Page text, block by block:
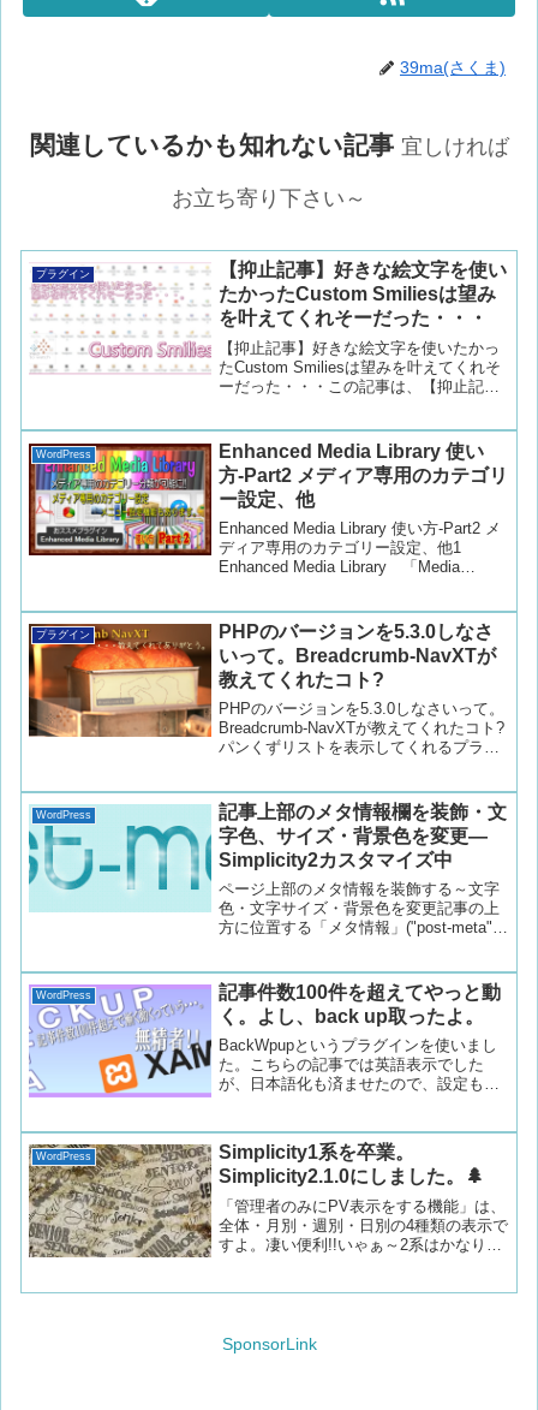
39ma(さくま)
関連しているかも知れない記事 宜しければ
お立ち寄り下さい～
プラグイン
【抑止記事】好きな絵文字を使い
たかったCustom Smiliesは望み
を叶えてくれそーだった・・・
【抑止記事】好きな絵文字を使いたかっ
たCustom Smiliesは望みを叶えてくれそ
ーだった・・・この記事は、【抑止記
たい。」と思っている方が(いるかな?？)
誤ってインストールしてはいけない??プ
ラグイン「Custom Smilies」についての
記載です。古いバージョンのWordPress
を使われいてる方でこのプラグインを問
題なく?使用されている方もいらっしゃる
ようです。・・・が、これから
WordPressで運営してみよう。と思われ
新しいバージョンのWordPressはインス
トールしない方が良いと思います。実装
から削除に至るまでの経緯を書いていき
ますので、興味がある方はご閲覧下さ
い。bug, plugin, Stop plugins,
Wordpress, バグ, 停止・削除プラグイン,
問題
WordPress
Enhanced Media Library 使い
方-Part2 メディア専用のカテゴリ
ー設定、他
Enhanced Media Library 使い方-Part2 メ
ディア専用のカテゴリー設定、他1
Enhanced Media Library 「Media
リー登録後の一覧表示の仕様について2
メニューページでカスタムメニューの設
定方法2.1 メディア専用のカテゴリをメ
ニュー登録する3 メディア編集画面での
カテゴリーの関連付けと新規追加方法3.1
メディアファイルにメディア専用のカテ
ゴリを関連付け(紐付け)する場合3.2 新し
いカテゴリーの追加
プラグイン
PHPのバージョンを5.3.0しなさ
いって。Breadcrumb-NavXTが
教えてくれたコト?
PHPのバージョンを5.3.0しなさいって。
Breadcrumb-NavXTが教えてくれたコト?
パンくずリストを表示してくれるプラグ
ジョンアップのアピールをしてくる沢山
のプラグインを入れている事もあり、
upgradeするのってちょっと勇気がいるも
の。「アップした事で他のが動かなくな
るのも困るしなぁ。」なんて。でも、何
れは通る道なんで、バージョンアップし
ようと思ったけど・・・??そもそも、
Breadcrumb-NavXTなんて、入れたっ
バージョン5.3.0, plugin, Stop plugins,
Wordpress, 停止・削除プラグイン
WordPress
記事上部のメタ情報欄を装飾・文
字色、サイズ・背景色を変更—
Simplicity2カスタマイズ中
ページ上部のメタ情報を装飾する～文字
色・文字サイズ・背景色を変更記事の上
方に位置する「メタ情報」("post-meta")
示位置は記事始めのシェアボタンの上、
公開日・更新日・カテゴリーや編集リン
クがある部分の変更・装飾です。
WordPress
記事件数100件を超えてやっと動
く。よし、back up取ったよ。
BackWpupというプラグインを使いまし
た。こちらの記事では英語表示でした
が、日本語化も済ませたので、設定も割
ーターの保存のついでに、前からやろう
やろう。と思いつつ野放しになってい
た、ローカール側にXAMPPをインスト
ールする事もしました。(何でもローカル
側でテストすれば安心な訳で。)私のOS
はWindows10なので、何だかんだと面倒
でしたが、無事にWordPressも入れて動
WordPress
Simplicity1系を卒業。
Simplicity2.1.0にしました。🌲
「管理者のみにPV表示をする機能」は、
全体・月別・週別・日別の4種類の表示で
すよ。凄い便利!!いゃぁ～2系はかなりい
す。うーん。快適。只今、改めて質の良
SponsorLink